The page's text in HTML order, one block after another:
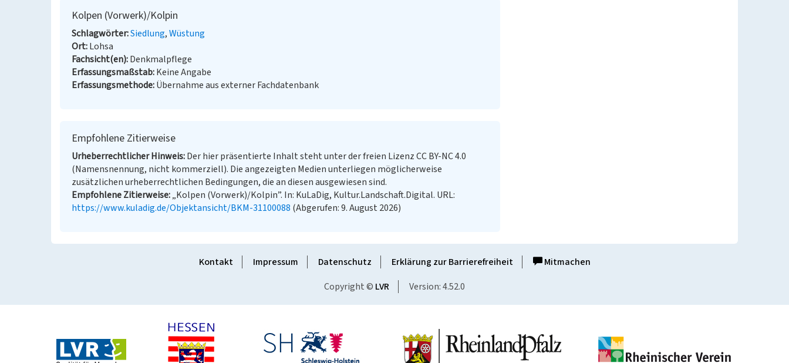
Kolpen (Vorwerk)/Kolpin
Schlagwörter Siedlung Wüstung
Ort Lohsa
Fachsicht(en) Denkmalpflege
Erfassungsmaßstab Keine Angabe
Erfassungsmethode Übernahme aus externer Fachdatenbank
Empfohlene Zitierweise
Urheberrechtlicher Hinweis Der hier präsentierte Inhalt steht unter der freien Lizenz CC BY-NC 4.0
(Namensnennung, nicht kommerziell). Die angezeigten Medien unterliegen möglicherweise
zusätzlichen urheberrechtlichen Bedingungen, die an diesen ausgewiesen sind.
Empfohlene Zitierweise „Kolpen (Vorwerk)/Kolpin”. In: KuLaDig, Kultur.Landschaft.Digital. URL:
https://www.kuladig.de/Objektansicht/BKM-31100088 (Abgerufen: 9. August 2026)
Kontakt Impressum Datenschutz Erklärung zur Barrierefreiheit
Mitmachen
Copyright © LVR Version: 4.52.0